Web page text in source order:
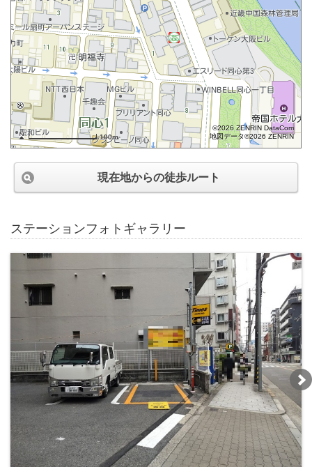
100m
©2026 ZENRIN DataCom
地図データ©2026 ZENRIN
現在地からの徒歩ルート
ステーションフォトギャラリー